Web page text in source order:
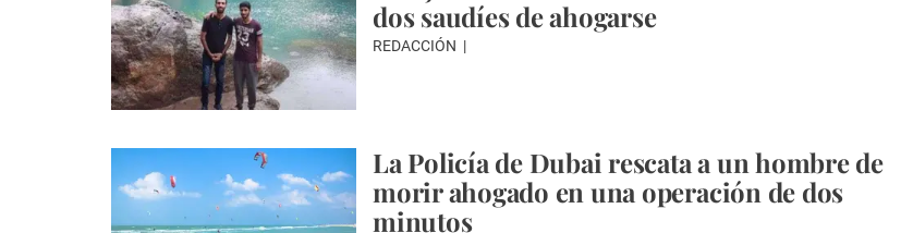
dos saudíes de ahogarse
REDACCIÓN
La Policía de Dubai rescata a un hombre de
morir ahogado en una operación de dos
minutos